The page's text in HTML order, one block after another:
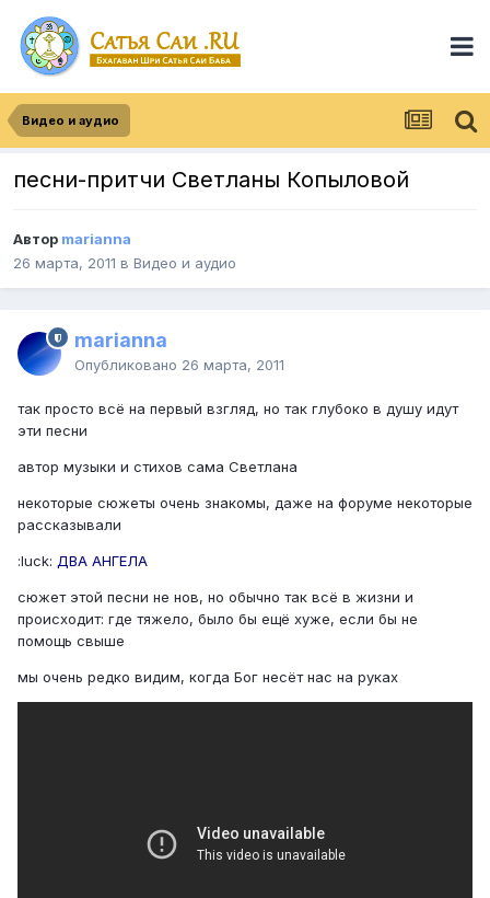
Видео и аудио
песни-притчи Светланы Копыловой
Автор marianna
26 марта, 2011 в Видео и аудио
marianna
Опубликовано 26 марта, 2011
так просто всё на первый взгляд, но так глубоко в душу идут
эти песни
автор музыки и стихов сама Светлана
некоторые сюжеты очень знакомы, даже на форуме некоторые
рассказывали
:luck: ДВА АНГЕЛА
сюжет этой песни не нов, но обычно так всё в жизни и
происходит: где тяжело, было бы ещё хуже, если бы не
помощь свыше
мы очень редко видим, когда Бог несёт нас на руках